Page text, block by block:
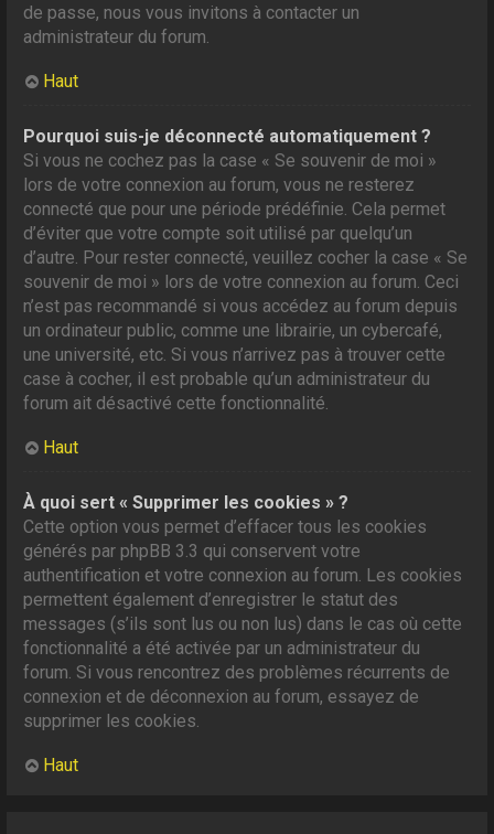
de passe, nous vous invitons à contacter un
administrateur du forum.
Haut
Pourquoi suis-je déconnecté automatiquement ?
Si vous ne cochez pas la case « Se souvenir de moi »
lors de votre connexion au forum, vous ne resterez
connecté que pour une période prédéfinie. Cela permet
d’éviter que votre compte soit utilisé par quelqu’un
d’autre. Pour rester connecté, veuillez cocher la case « Se
souvenir de moi » lors de votre connexion au forum. Ceci
n’est pas recommandé si vous accédez au forum depuis
un ordinateur public, comme une librairie, un cybercafé,
une université, etc. Si vous n’arrivez pas à trouver cette
case à cocher, il est probable qu’un administrateur du
forum ait désactivé cette fonctionnalité.
Haut
À quoi sert « Supprimer les cookies » ?
Cette option vous permet d’effacer tous les cookies
générés par phpBB 3.3 qui conservent votre
authentification et votre connexion au forum. Les cookies
permettent également d’enregistrer le statut des
messages (s’ils sont lus ou non lus) dans le cas où cette
fonctionnalité a été activée par un administrateur du
forum. Si vous rencontrez des problèmes récurrents de
connexion et de déconnexion au forum, essayez de
supprimer les cookies.
Haut